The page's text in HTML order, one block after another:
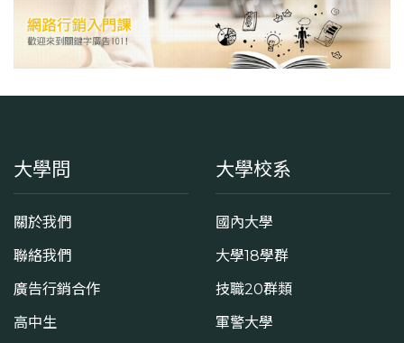
大學問
關於我們
聯絡我們
廣告行銷合作
高中生
大學校系
國內大學
大學18學群
技職20群類
軍警大學